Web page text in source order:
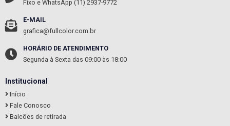
Fixo e WhatsApp (11) 2937-9772
E-MAIL
grafica@fullcolor.com.br
HORÁRIO DE ATENDIMENTO
Segunda à Sexta das 09:00 às 18:00
Institucional
Início
Fale Conosco
Balcões de retirada